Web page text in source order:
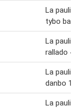
La
tybo
La
rallado
La
danbo
La